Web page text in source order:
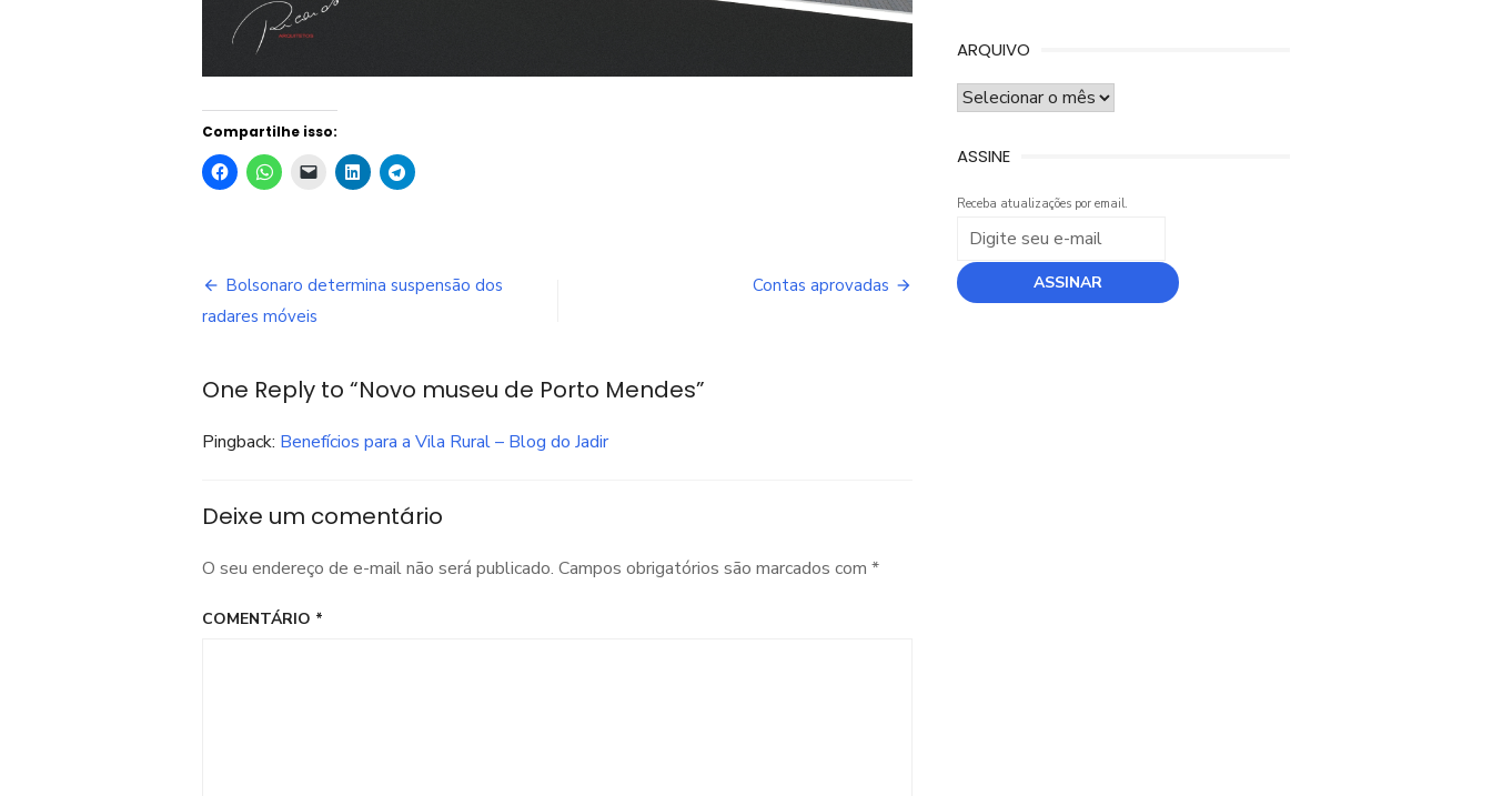
Compartilhe isso:
Navegação
de
Bolsonaro determina suspensão dos
radares móveis
Contas aprovadas
One Reply to “Novo museu de Porto Mendes”
Pingback: Benefícios para a Vila Rural – Blog do Jadir
Deixe um comentário
O seu endereço de e-mail não será publicado. Campos obrigatórios são marcados com *
COMENTÁRIO *
ARQUIVO
ARQUIVO
ASSINE
Receba atualizações por email.